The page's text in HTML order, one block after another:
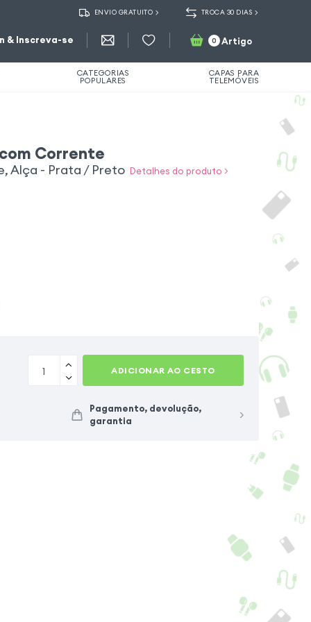
ENVIO GRATUITO TROCA 30 DIAS
& Inscreva-se 0 Artigo
CATEGORIAS
POPULARES
CAPAS PARA
TELEMÓVEIS
Corrente
Alça - Prata / Preto Detalhes do produto >
ADICIONAR AO CESTO
Pagamento, devolução,
garantia